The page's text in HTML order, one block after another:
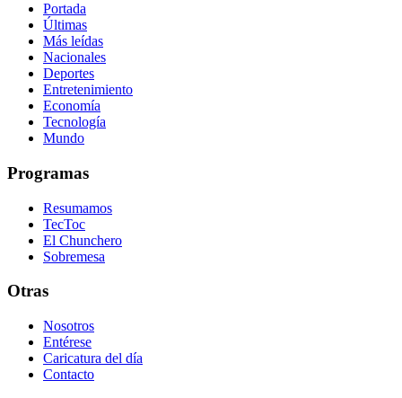
Portada
Últimas
Más leídas
Nacionales
Deportes
Entretenimiento
Economía
Tecnología
Mundo
Programas
Resumamos
TecToc
El Chunchero
Sobremesa
Otras
Nosotros
Entérese
Caricatura del día
Contacto